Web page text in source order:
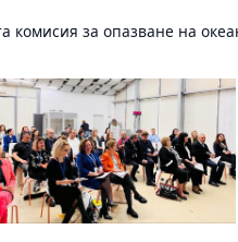
за опазване на